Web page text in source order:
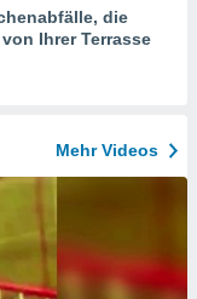
die
Ihrer Terrasse
Mehr Videos